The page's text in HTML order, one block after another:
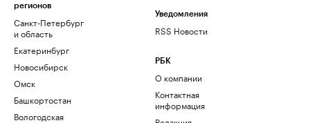
регионов
Санкт-Петербург
и область
Екатеринбург
Новосибирск
Омск
Башкортостан
Вологодская
Уведомления
RSS Новости
РБК
О компании
Контактная
информация